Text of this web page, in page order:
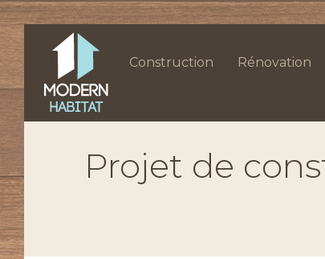
Construction Rénovation
Projet de